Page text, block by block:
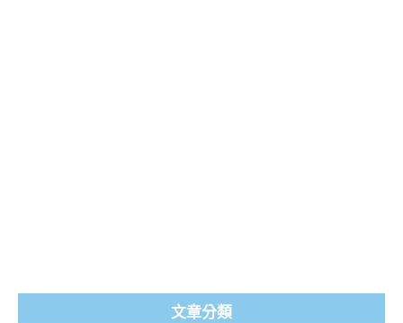
文章分類